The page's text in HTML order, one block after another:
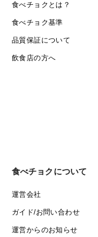
食べチョクとは？
食べチョク基準
品質保証について
飲食店の方へ
食べチョクについて
運営会社
ガイド/お問い合わせ
運営からのお知らせ